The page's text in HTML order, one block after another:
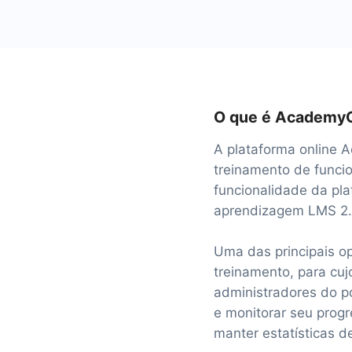
O que é
A plataforma online
treinamento de
funcionalidade da
aprendizagem LMS
Uma das principais
treinamento, para
administradores do
e monitorar seu
manter estatísticas